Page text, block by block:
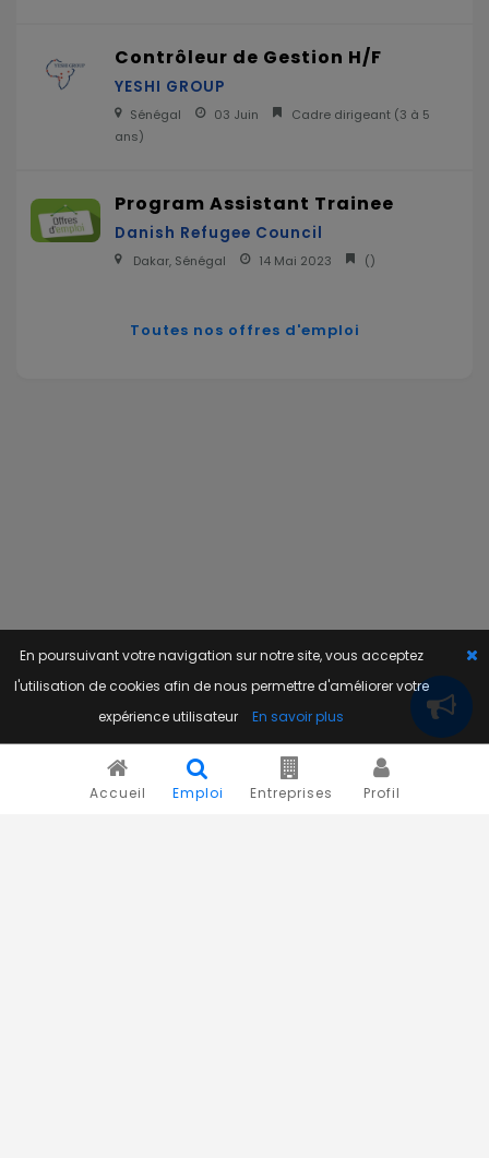
Accueil Emploi Entreprises Profil
Contrôleur de Gestion H/F
YESHI GROUP
Sénégal 03 Juin Cadre dirigeant (3 à 5
ans)
Program Assistant Trainee
Danish Refugee Council
Dakar, Sénégal 14 Mai 2023 ()
Toutes nos offres d'emploi
En poursuivant votre navigation sur notre site, vous acceptez
l'utilisation de cookies afin de nous permettre d'améliorer votre
expérience utilisateur
En savoir plus